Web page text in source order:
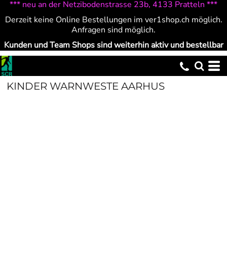
*** neu an der Netzibodenstrasse 23b, 4133 Pratteln ***
Derzeit keine Online Bestellungen im ver1shop.ch möglich.
Anfragen sind möglich.
Kunden und Team Shops sind weiterhin aktiv und bestellbar
KINDER WARNWESTE AARHUS